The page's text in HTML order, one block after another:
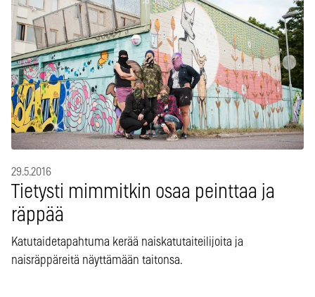
29.5.2016
Tietysti mimmitkin osaa peinttaa ja
räppää
Katutaidetapahtuma kerää naiskatutaiteilijoita ja
naisräppäreitä näyttämään taitonsa.